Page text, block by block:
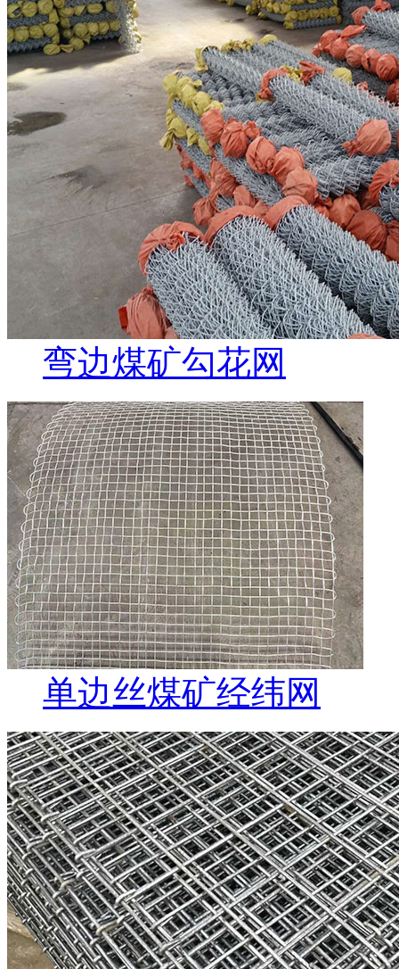
弯边煤矿勾花网
单边丝煤矿经纬网